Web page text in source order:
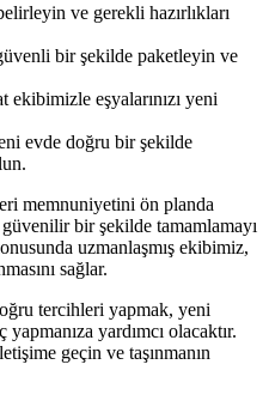
ve gerekli hazırlıkları
güvenli bir şekilde paketleyin ve
eşyalarınızı yeni
evde doğru bir şekilde
memnuniyetini ön planda
bir şekilde tamamlamayı
uzmanlaşmış ekibimiz,
sağlar.
tercihleri yapmak, yeni
yardımcı olacaktır.
geçin ve taşınmanın